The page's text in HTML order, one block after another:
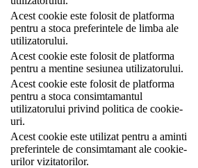
Acest cookie este folosit de platforma
pentru a stoca preferintele de limba ale
utilizatorului.
Acest cookie este folosit de platforma
pentru a mentine sesiunea utilizatorului.
Acest cookie este folosit de platforma
pentru a stoca consimtamantul
utilizatorului privind politica de cookie-
uri.
Acest cookie este utilizat pentru a aminti
preferintele de consimtamant ale cookie-
urilor vizitatorilor.